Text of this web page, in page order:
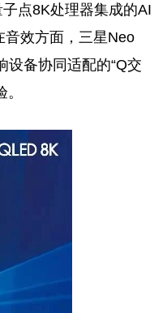
子点8K处理器集成的AI
音效方面，三星Neo
备协同适配的“Q交